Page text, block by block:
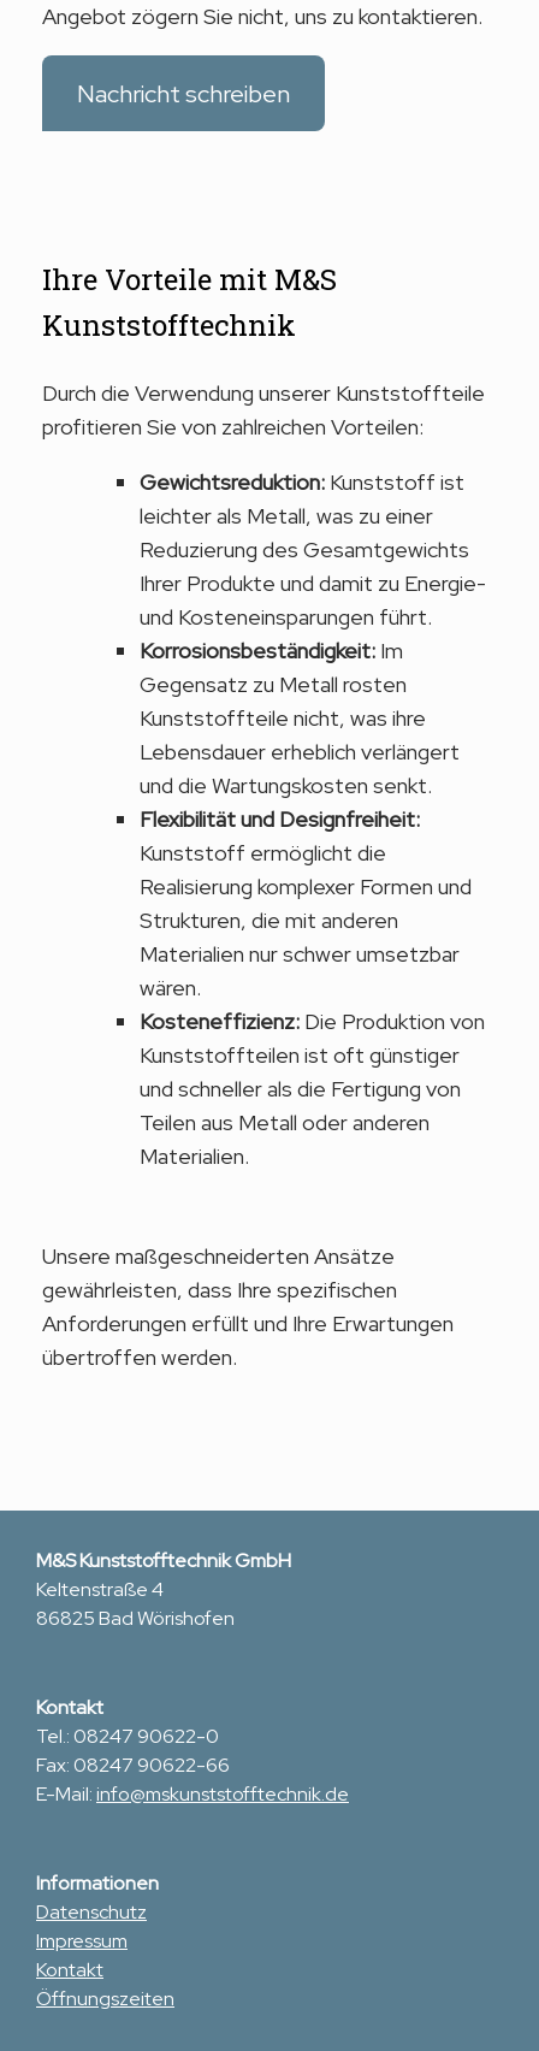
Angebot zögern Sie nicht, uns zu kontaktieren.
Nachricht schreiben
Ihre Vorteile mit M&S
Kunststofftechnik
Durch die Verwendung unserer Kunststoffteile
profitieren Sie von zahlreichen Vorteilen:
Gewichtsreduktion: Kunststoff ist
leichter als Metall, was zu einer
Reduzierung des Gesamtgewichts
Ihrer Produkte und damit zu Energie-
und Kosteneinsparungen führt.
Korrosionsbeständigkeit: Im
Gegensatz zu Metall rosten
Kunststoffteile nicht, was ihre
Lebensdauer erheblich verlängert
und die Wartungskosten senkt.
Flexibilität und Designfreiheit:
Kunststoff ermöglicht die
Realisierung komplexer Formen und
Strukturen, die mit anderen
Materialien nur schwer umsetzbar
wären.
Kosteneffizienz: Die Produktion von
Kunststoffteilen ist oft günstiger
und schneller als die Fertigung von
Teilen aus Metall oder anderen
Materialien.
Unsere maßgeschneiderten Ansätze
gewährleisten, dass Ihre spezifischen
Anforderungen erfüllt und Ihre Erwartungen
übertroffen werden.
M&S Kunststofftechnik GmbH
Keltenstraße 4
86825 Bad Wörishofen
Kontakt
Tel.: 08247 90622-0
Fax: 08247 90622-66
E-Mail:info@mskunststofftechnik.de
Informationen
Datenschutz
Impressum
Kontakt
Öffnungszeiten